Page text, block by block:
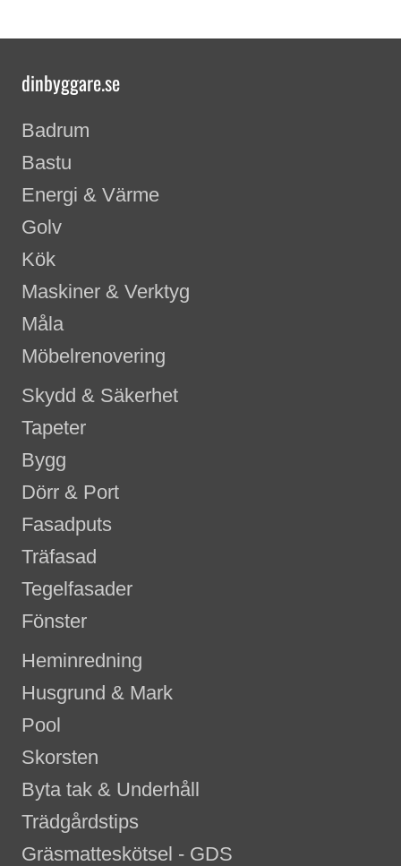
dinbyggare.se
Badrum
Bastu
Energi & Värme
Golv
Kök
Maskiner & Verktyg
Måla
Möbelrenovering
Skydd & Säkerhet
Tapeter
Bygg
Dörr & Port
Fasadputs
Träfasad
Tegelfasader
Fönster
Heminredning
Husgrund & Mark
Pool
Skorsten
Byta tak & Underhåll
Trädgårdstips
Gräsmatteskötsel - GDS